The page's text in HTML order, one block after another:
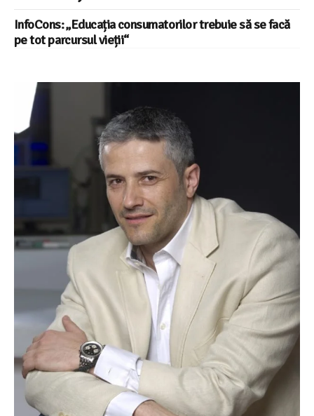
InfoCons: „Educația consumatorilor trebuie să se facă
pe tot parcursul vieții“